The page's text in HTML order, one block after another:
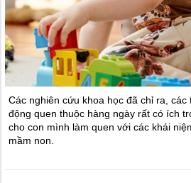
Các nghiên cứu khoa học đã chỉ ra,
động quen thuộc hàng ngày rất có ích
cho con mình làm quen với các khái
mầm non.